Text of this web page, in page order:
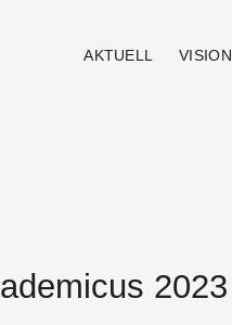
AKTUELL VISION
2023